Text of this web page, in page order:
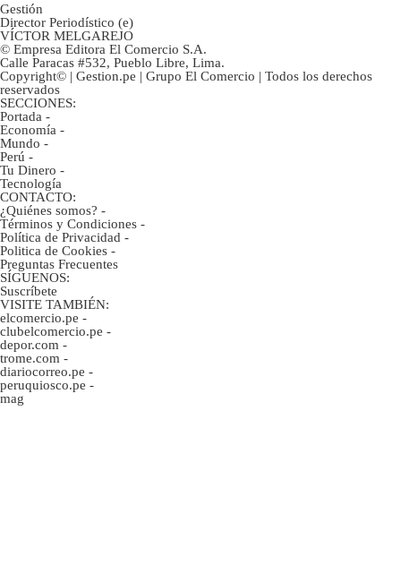
Gestión
Director Periodístico (e)
VÍCTOR MELGAREJO
© Empresa Editora El Comercio S.A.
Calle Paracas #532, Pueblo Libre, Lima.
Copyright© | Gestion.pe | Grupo El Comercio | Todos los derechos
reservados
SECCIONES:
Portada -
Economía -
Mundo -
Perú -
Tu Dinero -
Tecnología
CONTACTO:
¿Quiénes somos? -
Términos y Condiciones -
Política de Privacidad -
Politica de Cookies -
Preguntas Frecuentes
SÍGUENOS:
Suscríbete
VISITE TAMBIÉN:
elcomercio.pe -
clubelcomercio.pe -
depor.com -
trome.com -
diariocorreo.pe -
peruquiosco.pe -
mag